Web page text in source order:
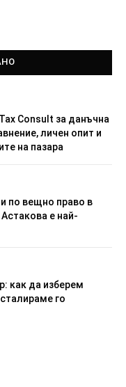
Consult за данъчна
личен опит и
на пазара
по вещно право в
е най-
как да изберем
го